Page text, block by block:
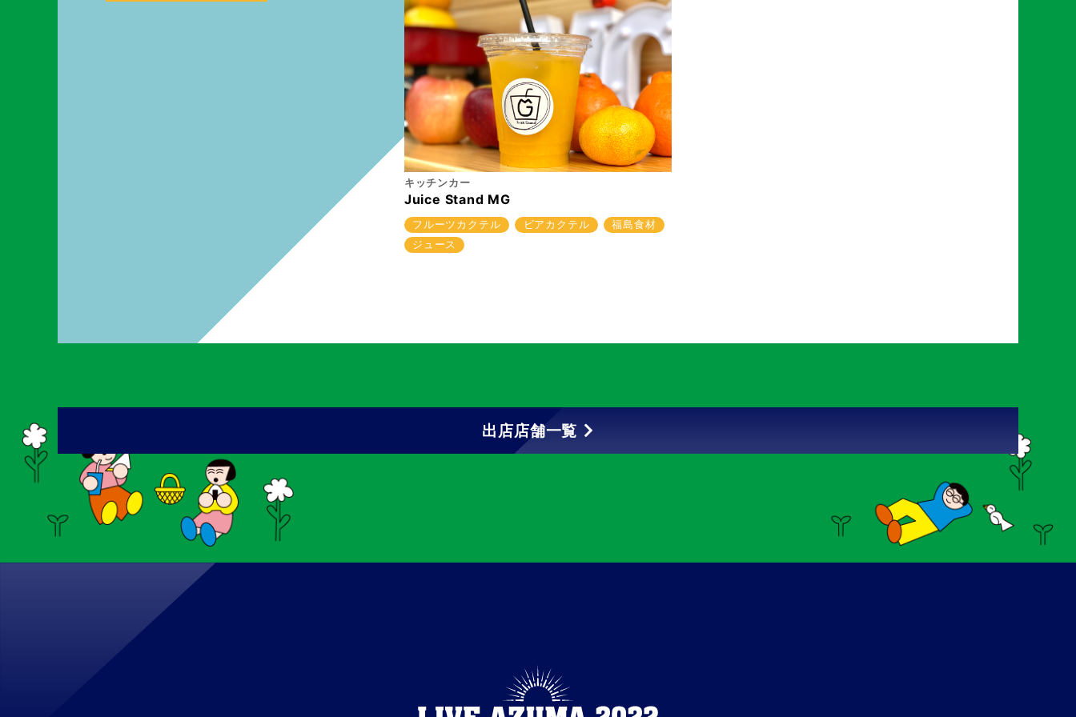
キッチンカー
Juice Stand MG
フルーツカクテル ビアカクテル
福島食材
ジュース
出店店舗一覧